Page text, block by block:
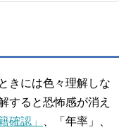
きには色々理解しな
すると恐怖感が消え
確認」
、「年率」、